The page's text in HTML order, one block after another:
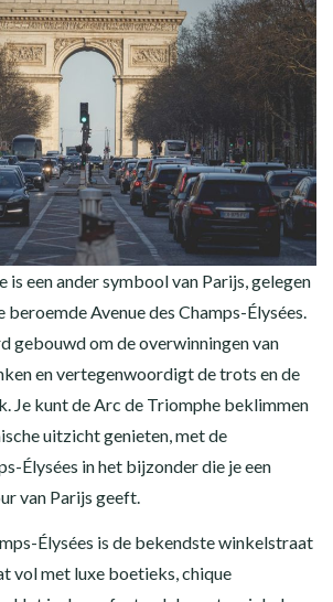
is een ander symbool van Parijs, gelegen
beroemde Avenue des Champs-Élysées.
gebouwd om de overwinningen van
en vertegenwoordigt de trots en de
Je kunt de Arc de Triomphe beklimmen
uitzicht genieten, met de
Élysées in het bijzonder die je een
van Parijs geeft.
Élysées is de bekendste winkelstraat
vol met luxe boetieks, chique